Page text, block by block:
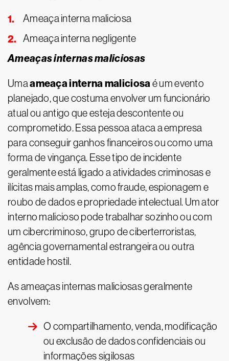
Ameaça interna maliciosa
Ameaça interna negligente
Ameaças internas maliciosas
Umaameaça interna maliciosaé um evento
planejado, que costuma envolver um funcionário
atual ou antigo que esteja descontente ou
comprometido. Essa pessoa ataca a empresa
para conseguir ganhos financeiros ou como uma
forma de vingança. Esse tipo de incidente
geralmente está ligado a atividades criminosas e
ilícitas mais amplas, como fraude, espionagem e
roubo de dados e propriedade intelectual. Um ator
interno malicioso pode trabalhar sozinho ou com
um cibercriminoso, grupo de ciberterroristas,
agência governamental estrangeira ou outra
entidade hostil.
As ameaças internas maliciosas geralmente
envolvem:
O compartilhamento, venda, modificação
ou exclusão de dados confidenciais ou
informações sigilosas